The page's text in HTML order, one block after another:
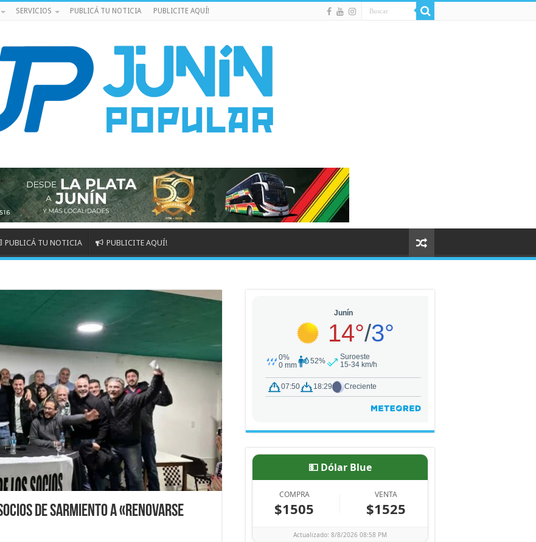
SERVICIOS PUBLICÁ TU NOTICIA PUBLICITE AQUÍ!
PUBLICÁ TU NOTICIA PUBLICITE AQUÍ!
de Sarmiento a «renovarse
💵 Dólar Blue
COMPRA
$1505
VENTA
$1525
Actualizado: 8/8/2026 08:58 PM